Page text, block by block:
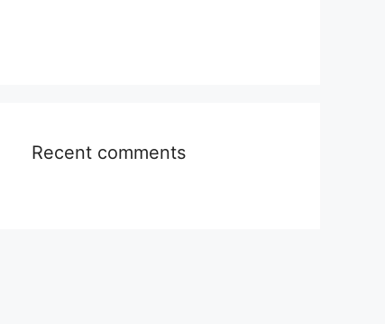
Recent comments